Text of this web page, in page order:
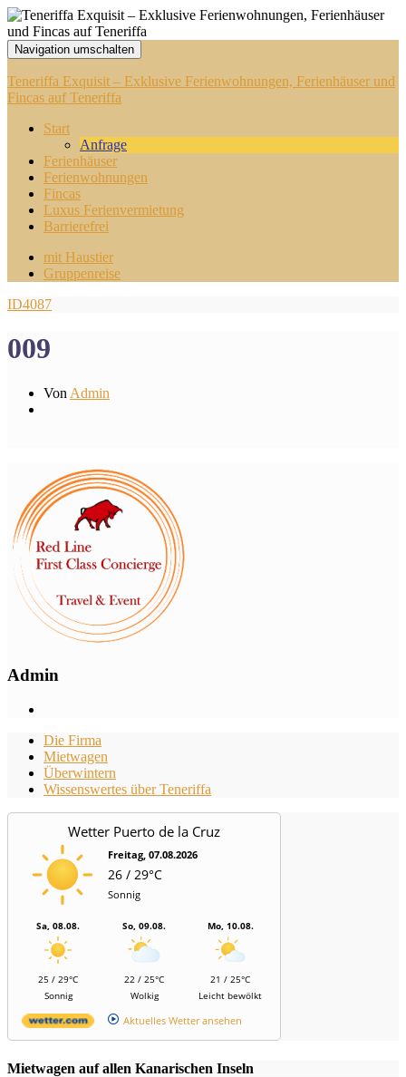
Navigation umschalten
Teneriffa Exquisit – Exklusive Ferienwohnungen, Ferienhäuser und
Fincas auf Teneriffa
Start
Anfrage
Ferienhäuser
Ferienwohnungen
Fincas
Luxus Ferienvermietung
Barrierefrei
mit Haustier
Gruppenreise
ID4087
009
Von Admin
Admin
Die Firma
Mietwagen
Überwintern
Wissenswertes über Teneriffa
Wetter Puerto de la Cruz
Freitag, 07.08.2026
26 / 29°C
Sonnig
Sa, 08.08.
25 / 29°C
Sonnig
So, 09.08.
22 / 25°C
Wolkig
Mo, 10.08.
21 / 25°C
Leicht bewölkt
Aktuelles Wetter ansehen
Mietwagen auf allen Kanarischen Inseln